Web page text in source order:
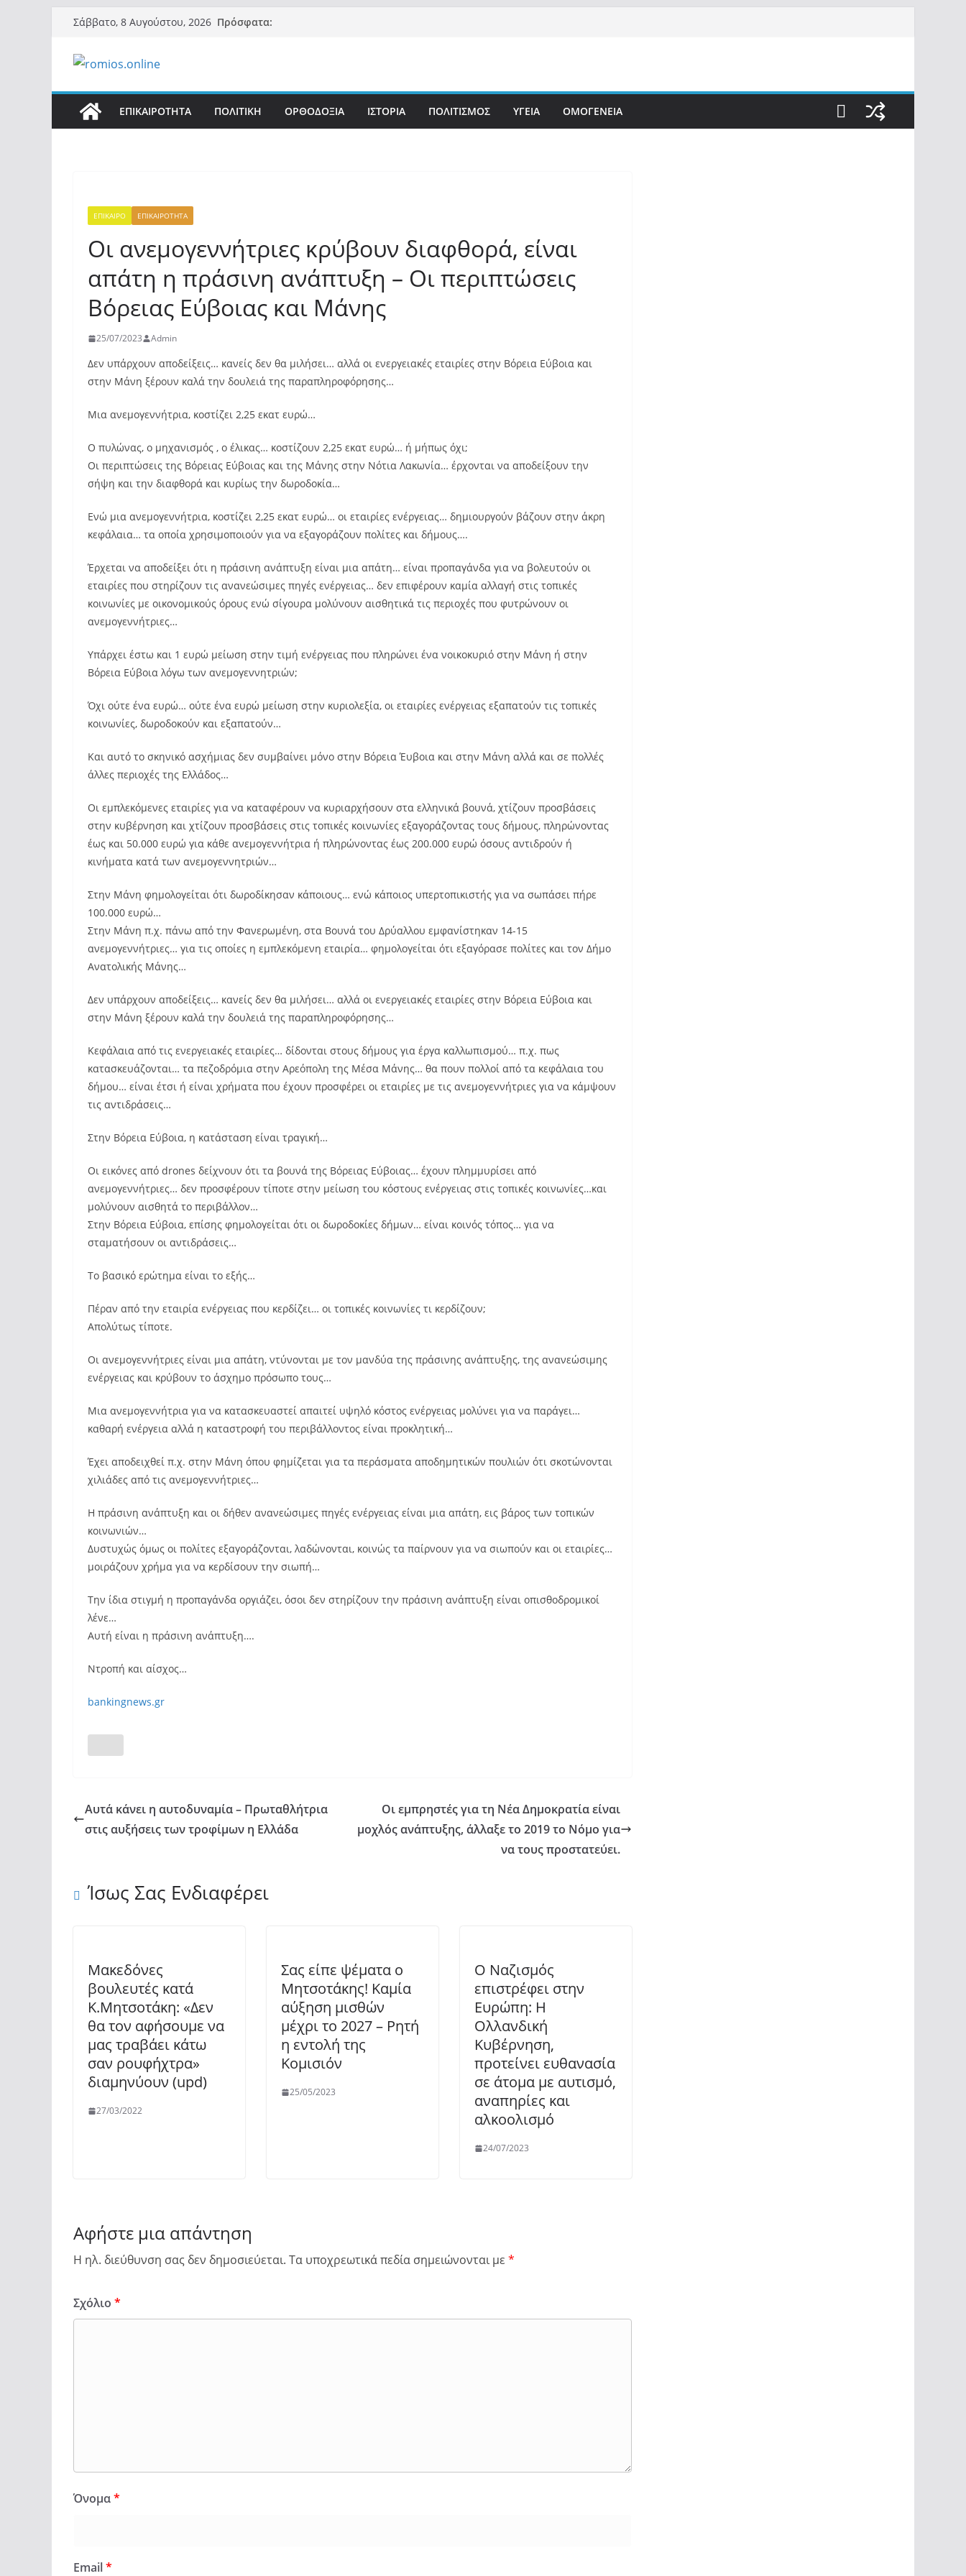
Μετάβαση
περιεχόμενο
Σάββατο, 8 Αυγούστου, 2026 Πρόσφατα:
ΕΠΙΚΑΙΡΟΤΗΤΑ ΠΟΛΙΤΙΚΗ ΟΡΘΟΔΟΞΙΑ ΙΣΤΟΡΙΑ ΠΟΛΙΤΙΣΜΟΣ ΥΓΕΙΑ ΟΜΟΓΕΝΕΙΑ
ΕΠΙΚΑΙΡΟ ΕΠΙΚΑΙΡΟΤΗΤΑ
Οι ανεμογεννήτριες κρύβουν διαφθορά, είναι
απάτη η πράσινη ανάπτυξη – Οι περιπτώσεις
Βόρειας Εύβοιας και Μάνης
25/07/2023 Admin
Δεν υπάρχουν αποδείξεις… κανείς δεν θα μιλήσει… αλλά οι ενεργειακές εταιρίες στην Βόρεια Εύβοια και
στην Μάνη ξέρουν καλά την δουλειά της παραπληροφόρησης…
Μια ανεμογεννήτρια, κοστίζει 2,25 εκατ ευρώ…
Ο πυλώνας, ο μηχανισμός , ο έλικας… κοστίζουν 2,25 εκατ ευρώ… ή μήπως όχι;
Οι περιπτώσεις της Βόρειας Εύβοιας και της Μάνης στην Νότια Λακωνία… έρχονται να αποδείξουν την
σήψη και την διαφθορά και κυρίως την δωροδοκία…
Ενώ μια ανεμογεννήτρια, κοστίζει 2,25 εκατ ευρώ… οι εταιρίες ενέργειας… δημιουργούν βάζουν στην άκρη
κεφάλαια… τα οποία χρησιμοποιούν για να εξαγοράζουν πολίτες και δήμους….
Έρχεται να αποδείξει ότι η πράσινη ανάπτυξη είναι μια απάτη… είναι προπαγάνδα για να βολευτούν οι
εταιρίες που στηρίζουν τις ανανεώσιμες πηγές ενέργειας… δεν επιφέρουν καμία αλλαγή στις τοπικές
κοινωνίες με οικονομικούς όρους ενώ σίγουρα μολύνουν αισθητικά τις περιοχές που φυτρώνουν οι
ανεμογεννήτριες…
Υπάρχει έστω και 1 ευρώ μείωση στην τιμή ενέργειας που πληρώνει ένα νοικοκυριό στην Μάνη ή στην
Βόρεια Εύβοια λόγω των ανεμογεννητριών;
Όχι ούτε ένα ευρώ… ούτε ένα ευρώ μείωση στην κυριολεξία, οι εταιρίες ενέργειας εξαπατούν τις τοπικές
κοινωνίες, δωροδοκούν και εξαπατούν…
Και αυτό το σκηνικό ασχήμιας δεν συμβαίνει μόνο στην Βόρεια Έυβοια και στην Μάνη αλλά και σε πολλές
άλλες περιοχές της Ελλάδος…
Οι εμπλεκόμενες εταιρίες για να καταφέρουν να κυριαρχήσουν στα ελληνικά βουνά, χτίζουν προσβάσεις
στην κυβέρνηση και χτίζουν προσβάσεις στις τοπικές κοινωνίες εξαγοράζοντας τους δήμους, πληρώνοντας
έως και 50.000 ευρώ για κάθε ανεμογεννήτρια ή πληρώνοντας έως 200.000 ευρώ όσους αντιδρούν ή
κινήματα κατά των ανεμογεννητριών…
Στην Μάνη φημολογείται ότι δωροδίκησαν κάποιους… ενώ κάποιος υπερτοπικιστής για να σωπάσει πήρε
100.000 ευρώ…
Στην Μάνη π.χ. πάνω από την Φανερωμένη, στα Βουνά του Δρύαλλου εμφανίστηκαν 14-15
ανεμογεννήτριες… για τις οποίες η εμπλεκόμενη εταιρία… φημολογείται ότι εξαγόρασε πολίτες και τον Δήμο
Ανατολικής Μάνης…
Δεν υπάρχουν αποδείξεις… κανείς δεν θα μιλήσει… αλλά οι ενεργειακές εταιρίες στην Βόρεια Εύβοια και
στην Μάνη ξέρουν καλά την δουλειά της παραπληροφόρησης…
Κεφάλαια από τις ενεργειακές εταιρίες… δίδονται στους δήμους για έργα καλλωπισμού… π.χ. πως
κατασκευάζονται… τα πεζοδρόμια στην Αρεόπολη της Μέσα Μάνης… θα πουν πολλοί από τα κεφάλαια του
δήμου… είναι έτσι ή είναι χρήματα που έχουν προσφέρει οι εταιρίες με τις ανεμογεννήτριες για να κάμψουν
τις αντιδράσεις…
Στην Βόρεια Εύβοια, η κατάσταση είναι τραγική…
Οι εικόνες από drones δείχνουν ότι τα βουνά της Βόρειας Εύβοιας… έχουν πλημμυρίσει από
ανεμογεννήτριες… δεν προσφέρουν τίποτε στην μείωση του κόστους ενέργειας στις τοπικές κοινωνίες…και
μολύνουν αισθητά το περιβάλλον…
Στην Βόρεια Εύβοια, επίσης φημολογείται ότι οι δωροδοκίες δήμων… είναι κοινός τόπος… για να
σταματήσουν οι αντιδράσεις…
Το βασικό ερώτημα είναι το εξής…
Πέραν από την εταιρία ενέργειας που κερδίζει… οι τοπικές κοινωνίες τι κερδίζουν;
Απολύτως τίποτε.
Οι ανεμογεννήτριες είναι μια απάτη, ντύνονται με τον μανδύα της πράσινης ανάπτυξης, της ανανεώσιμης
ενέργειας και κρύβουν το άσχημο πρόσωπο τους…
Μια ανεμογεννήτρια για να κατασκευαστεί απαιτεί υψηλό κόστος ενέργειας μολύνει για να παράγει…
καθαρή ενέργεια αλλά η καταστροφή του περιβάλλοντος είναι προκλητική…
Έχει αποδειχθεί π.χ. στην Μάνη όπου φημίζεται για τα περάσματα αποδημητικών πουλιών ότι σκοτώνονται
χιλιάδες από τις ανεμογεννήτριες…
Η πράσινη ανάπτυξη και οι δήθεν ανανεώσιμες πηγές ενέργειας είναι μια απάτη, εις βάρος των τοπικών
κοινωνιών…
Δυστυχώς όμως οι πολίτες εξαγοράζονται, λαδώνονται, κοινώς τα παίρνουν για να σιωπούν και οι εταιρίες…
μοιράζουν χρήμα για να κερδίσουν την σιωπή…
Την ίδια στιγμή η προπαγάνδα οργιάζει, όσοι δεν στηρίζουν την πράσινη ανάπτυξη είναι οπισθοδρομικοί
λένε…
Αυτή είναι η πράσινη ανάπτυξη….
Ντροπή και αίσχος…
bankingnews.gr
Αυτά κάνει η αυτοδυναμία – Πρωταθλήτρια
στις αυξήσεις των τροφίμων η Ελλάδα
Οι εμπρηστές για τη Νέα Δημοκρατία είναι
μοχλός ανάπτυξης, άλλαξε το 2019 το Νόμο για
να τους προστατεύει.
Ίσως Σας Ενδιαφέρει
Μακεδόνες
βουλευτές κατά
Κ.Μητσοτάκη: «Δεν
θα τον αφήσουμε να
μας τραβάει κάτω
σαν ρουφήχτρα»
διαμηνύουν (upd)
27/03/2022
Σας είπε ψέματα ο
Μητσοτάκης! Καμία
αύξηση μισθών
μέχρι το 2027 – Ρητή
η εντολή της
Κομισιόν
25/05/2023
Ο Ναζισμός
επιστρέφει στην
Ευρώπη: Η
Ολλανδική
Κυβέρνηση,
προτείνει ευθανασία
σε άτομα με αυτισμό,
αναπηρίες και
αλκοολισμό
24/07/2023
Αφήστε μια απάντηση
Η ηλ. διεύθυνση σας δεν δημοσιεύεται. Τα υποχρεωτικά πεδία σημειώνονται με *
Σχόλιο *
Όνομα*
Email*